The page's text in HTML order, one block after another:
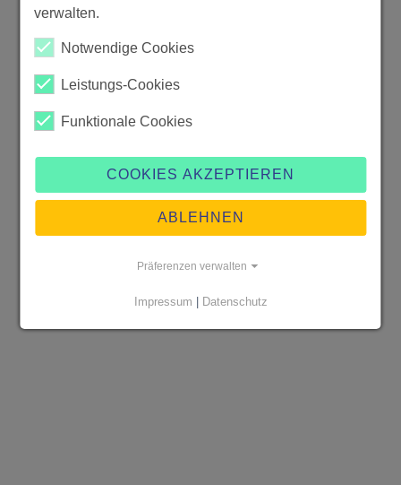
verwalten.
Notwendige Cookies
Leistungs-Cookies
Funktionale Cookies
COOKIES AKZEPTIEREN
ABLEHNEN
Präferenzen verwalten
Impressum | Datenschutz